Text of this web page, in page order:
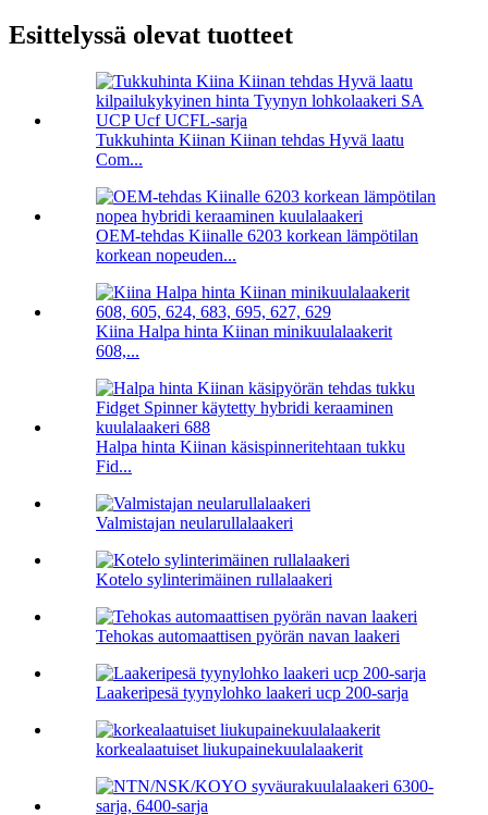
Esittelyssä olevat tuotteet
Tukkuhinta Kiinan Kiinan tehdas Hyvä laatu
Com...
OEM-tehdas Kiinalle 6203 korkean lämpötilan
korkean nopeuden...
Kiina Halpa hinta Kiinan minikuulalaakerit
608,...
Halpa hinta Kiinan käsispinneritehtaan tukku
Fid...
Valmistajan neularullalaakeri
Kotelo sylinterimäinen rullalaakeri
Tehokas automaattisen pyörän navan laakeri
Laakeripesä tyynylohko laakeri ucp 200-sarja
korkealaatuiset liukupainekuulalaakerit